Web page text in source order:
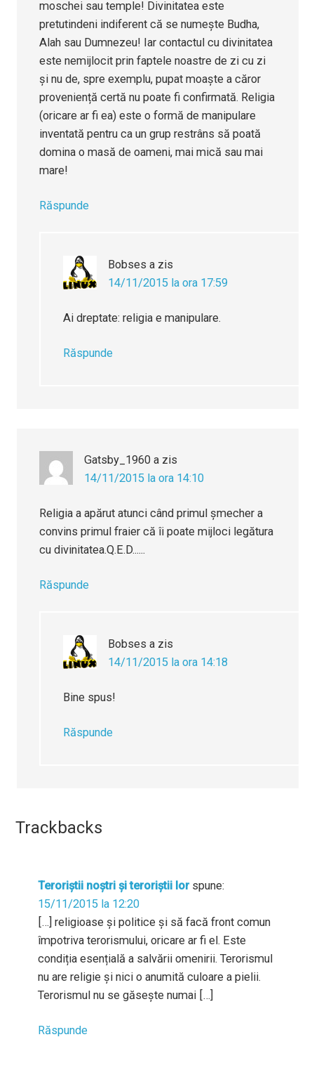
moschei sau temple! Divinitatea este
pretutindeni indiferent că se numește Budha,
Alah sau Dumnezeu! Iar contactul cu divinitatea
este nemijlocit prin faptele noastre de zi cu zi
și nu de, spre exemplu, pupat moaște a căror
proveniență certă nu poate fi confirmată. Religia
(oricare ar fi ea) este o formă de manipulare
inventată pentru ca un grup restrâns să poată
domina o masă de oameni, mai mică sau mai
mare!
Răspunde
Bobses a zis
14/11/2015 la ora 17:59
Ai dreptate: religia e manipulare.
Răspunde
Gatsby_1960 a zis
14/11/2015 la ora 14:10
Religia a apărut atunci când primul şmecher a
convins primul fraier că îi poate mijloci legătura
cu divinitatea.Q.E.D......
Răspunde
Bobses a zis
14/11/2015 la ora 14:18
Bine spus!
Răspunde
Trackbacks
Teroriștii noștri și teroriștii lor spune:
15/11/2015 la 12:20
[…] religioase și politice și să facă front comun
împotriva terorismului, oricare ar fi el. Este
condiția esențială a salvării omenirii. Terorismul
nu are religie și nici o anumită culoare a pielii.
Terorismul nu se găsește numai […]
Răspunde